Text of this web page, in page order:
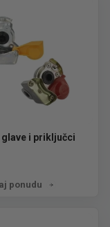
glave i priključci
ponudu